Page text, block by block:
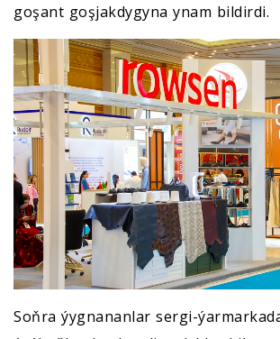
goşant goşjakdygyna ynam bildirdi.
Soňra ýygnananlar sergi-